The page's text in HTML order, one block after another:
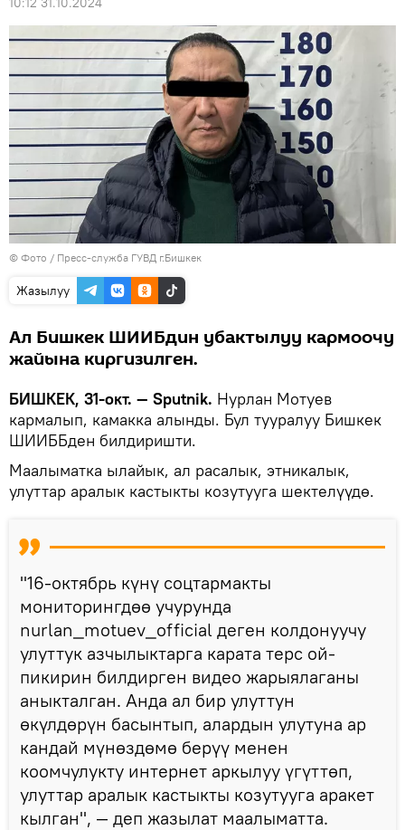
© Фото / Пресс-служба ГУВД г.Бишкек
Жазылуу
Ал Бишкек ШИИБдин убактылуу кармоочу
жайына киргизилген.
БИШКЕК, 31-окт. — Sputnik. Нурлан Мотуев
кармалып, камакка алынды. Бул тууралуу Бишкек
ШИИББден билдиришти.
Маалыматка ылайык, ал расалык, этникалык,
улуттар аралык кастыкты козутууга шектелүүдө.
"16-октябрь күнү соцтармакты
мониторингдөө учурунда
nurlan_motuev_official деген колдонуучу
улуттук азчылыктарга карата терс ой-
пикирин билдирген видео жарыялаганы
аныкталган. Анда ал бир улуттун
өкүлдөрүн басынтып, алардын улутуна ар
кандай мүнөздөмө берүү менен
коомчулукту интернет аркылуу үгүттөп,
улуттар аралык кастыкты козутууга аракет
кылган", — деп жазылат маалыматта.